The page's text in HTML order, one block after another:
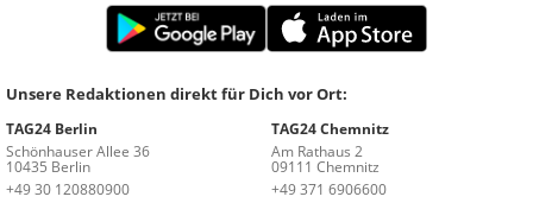
Unsere Redaktionen direkt für Dich vor Ort:
TAG24 Berlin
Schönhauser Allee 36
10435 Berlin
+49 30 120880900
TAG24 Chemnitz
Am Rathaus 2
09111 Chemnitz
+49 371 6906600